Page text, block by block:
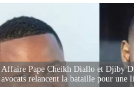
Affaire Pape Cheikh Diallo et Djiby
avocats relancent la bataille pour une